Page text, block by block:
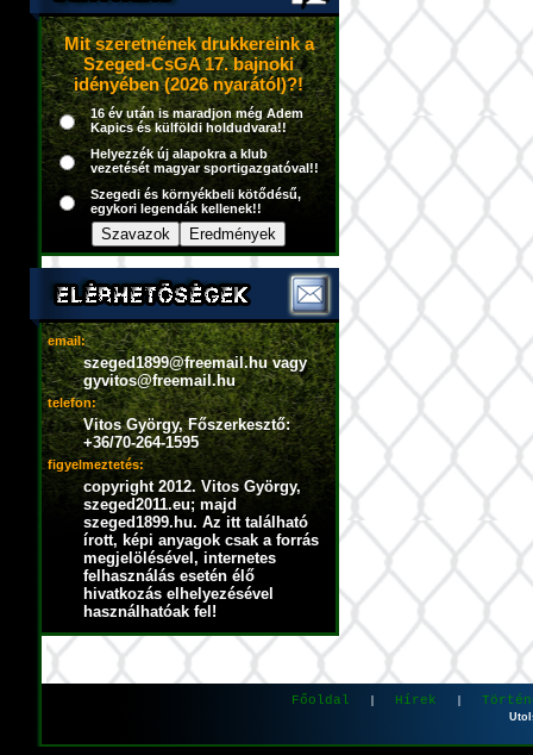
Mit szeretnének drukkereink a
Szeged-CsGA 17. bajnoki
idényében (2026 nyarától)?!
16 év után is maradjon még Adem
Kapics és külföldi holdudvara!!
Helyezzék új alapokra a klub
vezetését magyar sportigazgatóval!!
Szegedi és környékbeli kötődésű,
egykori legendák kellenek!!
email:
szeged1899@freemail.hu vagy
gyvitos@freemail.hu
telefon:
Vitos György, Főszerkesztő:
+36/70-264-1595
figyelmeztetés:
copyright 2012. Vitos György,
szeged2011.eu; majd
szeged1899.hu. Az itt található
írott, képi anyagok csak a forrás
megjelölésével, internetes
felhasználás esetén élő
hivatkozás elhelyezésével
használhatóak fel!
Főoldal Hírek